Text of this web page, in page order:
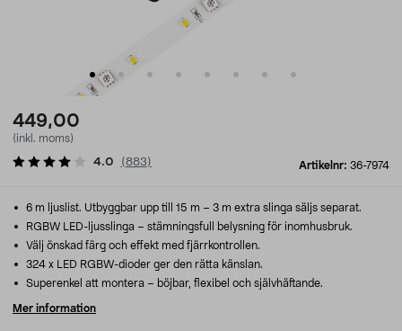
449,00
(inkl. moms)
Artikelnr: 36-7974
4.0 (883)
6 m ljuslist. Utbyggbar upp till 15 m – 3 m extra slinga säljs separat.
RGBW LED-ljusslinga – stämningsfull belysning för inomhusbruk.
Välj önskad färg och effekt med fjärrkontrollen.
324 x LED RGBW-dioder ger den rätta känslan.
Superenkel att montera – böjbar, flexibel och självhäftande.
Mer information